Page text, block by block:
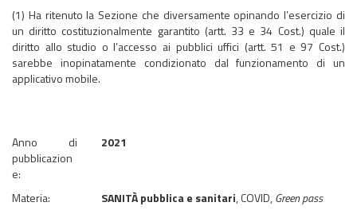
(1) Ha ritenuto la Sezione che diversamente opinando l’esercizio di
un diritto costituzionalmente garantito (artt. 33 e 34 Cost.) quale il
diritto allo studio o l’accesso ai pubblici uffici (artt. 51 e 97 Cost.)
sarebbe inopinatamente condizionato dal funzionamento di un
applicativo mobile.
Anno di
pubblicazion
e:
2021
Materia: SANITÀ pubblica e sanitari, COVID,Green pass